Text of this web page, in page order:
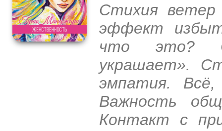
Стихия ветер
эффект
что это?
украшает».
эмпатия.
Важность
Контакт с